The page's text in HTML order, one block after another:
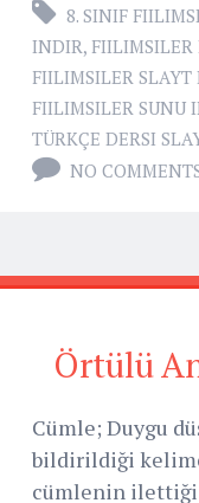
8. SINIF
INDIR,
FIILIMSILER
FIILIMSILER SUNU
TÜRKÇE DERSI
NO
Örtülü
Cümle; Duygu
bildirildiği
cümlenin ilettiği